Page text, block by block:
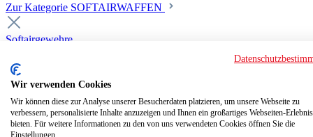
Zur Kategorie SOFTAIRWAFFEN
Softairgewehre
Deluxe Custom Guns ab 18
Softair elektrisch ab 18
Softair elektrisch ab 14
Softair gasbetrieben ab 18
Softair HPA Luftdruck ab 18
Historische Softairwaffen
Wir verwenden Cookies
Wir können diese zur Analyse unserer Besucherdaten platzieren, um unsere Webseite zu
verbessern, personalisierte Inhalte anzuzeigen und Ihnen ein großartiges Webseiten-
bieten. Für weitere Informationen zu den von uns verwendeten Cookies öffnen Sie die
Einstellungen.